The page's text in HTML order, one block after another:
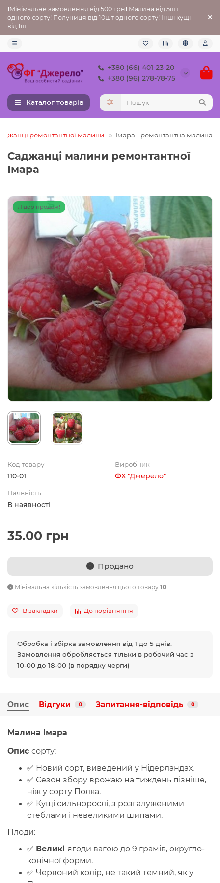
❗Мінімальне замовлення від 500 грн❗ Малина від 5шт
одного сорту! Полуниця від 10шт одного сорту! Інші кущі
від 1шт
+380 (66) 401-23-20
+380 (96) 278-78-75
Каталог товарів
ремонтантної малини Імара - ремонтантна малина
Саджанці малини ремонтантної
Імара
Лідер продаж!
Код товару
110-01
Виробник
ФХ "Джерело"
Наявність:
В наявності
35.00 грн
Продано
Мінімальна кількість замовлення цього товару 10
В закладки До порівняння
Обробка і збірка замовлення від 1 до 5 днів.
Замовлення обробляється тільки в робочий час з
10-00 до 18-00 (в порядку черги)
Опис Відгуки 0 Запитання-відповідь 0
Малина Імара
Опис сорту:
✅ Новий сорт, виведений у Нідерландах.
✅ Сезон збору врожаю на тиждень пізніше,
ніж у сорту Полка.
✅ Кущі сильнорослі, з розгалуженими
стеблами і невеликими шипами.
Плоди:
✅ Великі ягоди вагою до 9 грамів, округло-
конічної форми.
✅ Червоний колір, не такий темний, як у